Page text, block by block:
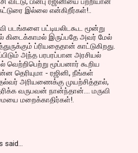
இல்லை என்கிறீர்கள்!..
படங்களை பட்டியலிடகூட மூன்று
கிடைக்காமல் இருப்பதே அவர் மேல்
ப்ரியதைதான் காட்டுகிறது.
அந்த பரபரப்பான அரசியல்
வெற்றிபெற்று மூப்பனார் கூறிய
தெரியுமா - ரஜினி, நீங்கள்
அரியணைக்கு முயற்சித்தால்,
வருபவன் நான்ந்தான்.... மருவி
மறைக்காதிர்கள்!.
said…